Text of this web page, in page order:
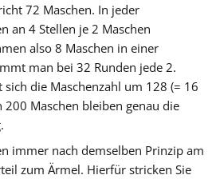
72 Maschen. In jeder
an 4 Stellen je 2 Maschen
also 8 Maschen in einer
man bei 32 Runden jede 2.
sich die Maschenzahl um 128 (= 16
200 Maschen bleiben genau die
immer nach demselben Prinzip am
zum Ärmel. Hierfür stricken Sie